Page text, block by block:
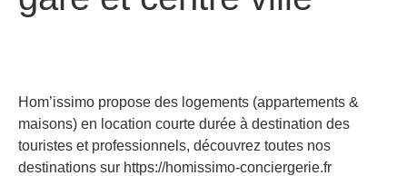
Hom’issimo propose des logements (appartements &
maisons) en location courte durée à destination des
touristes et professionnels, découvrez toutes nos
destinations sur https://homissimo-conciergerie.fr